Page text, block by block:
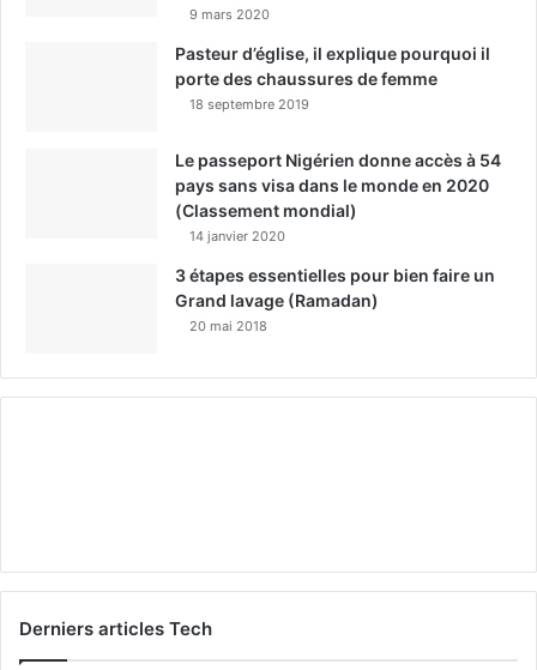
9 mars 2020
Pasteur d’église, il explique pourquoi il
porte des chaussures de femme
18 septembre 2019
Le passeport Nigérien donne accès à 54
pays sans visa dans le monde en 2020
(Classement mondial)
14 janvier 2020
3 étapes essentielles pour bien faire un
Grand lavage (Ramadan)
20 mai 2018
Derniers articles Tech